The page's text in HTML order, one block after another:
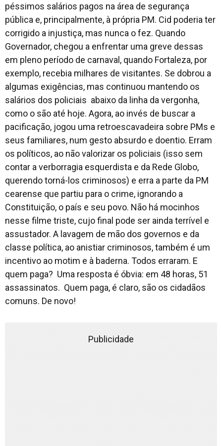
péssimos salários pagos na área de segurança
pública e, principalmente, à própria PM. Cid poderia ter
corrigido a injustiça, mas nunca o fez. Quando
Governador, chegou a enfrentar uma greve dessas
em pleno período de carnaval, quando Fortaleza, por
exemplo, recebia milhares de visitantes. Se dobrou a
algumas exigências, mas continuou mantendo os
salários dos policiais abaixo da linha da vergonha,
como o são até hoje. Agora, ao invés de buscar a
pacificação, jogou uma retroescavadeira sobre PMs e
seus familiares, num gesto absurdo e doentio. Erram
os políticos, ao não valorizar os policiais (isso sem
contar a verborragia esquerdista e da Rede Globo,
querendo torná-los criminosos) e erra a parte da PM
cearense que partiu para o crime, ignorando a
Constituição, o país e seu povo. Não há mocinhos
nesse filme triste, cujo final pode ser ainda terrível e
assustador. A lavagem de mão dos governos e da
classe política, ao anistiar criminosos, também é um
incentivo ao motim e à baderna. Todos erraram. E
quem paga? Uma resposta é óbvia: em 48 horas, 51
assassinatos. Quem paga, é claro, são os cidadãos
comuns. De novo!
Publicidade